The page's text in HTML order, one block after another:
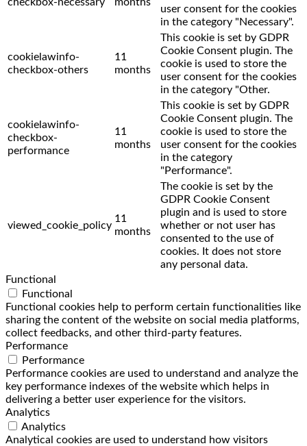
user consent for the cookies
in the category "Necessary".
cookielawinfo-
checkbox-others
11
months
This cookie is set by GDPR
Cookie Consent plugin. The
cookie is used to store the
user consent for the cookies
in the category "Other.
cookielawinfo-
checkbox-
performance
11
months
This cookie is set by GDPR
Cookie Consent plugin. The
cookie is used to store the
user consent for the cookies
in the category
"Performance".
viewed_cookie_policy
11
months
The cookie is set by the
GDPR Cookie Consent
plugin and is used to store
whether or not user has
consented to the use of
cookies. It does not store
any personal data.
Functional
Functional
Functional cookies help to perform certain functionalities like
sharing the content of the website on social media platforms,
collect feedbacks, and other third-party features.
Performance
Performance
Performance cookies are used to understand and analyze the
key performance indexes of the website which helps in
delivering a better user experience for the visitors.
Analytics
Analytics
Analytical cookies are used to understand how visitors